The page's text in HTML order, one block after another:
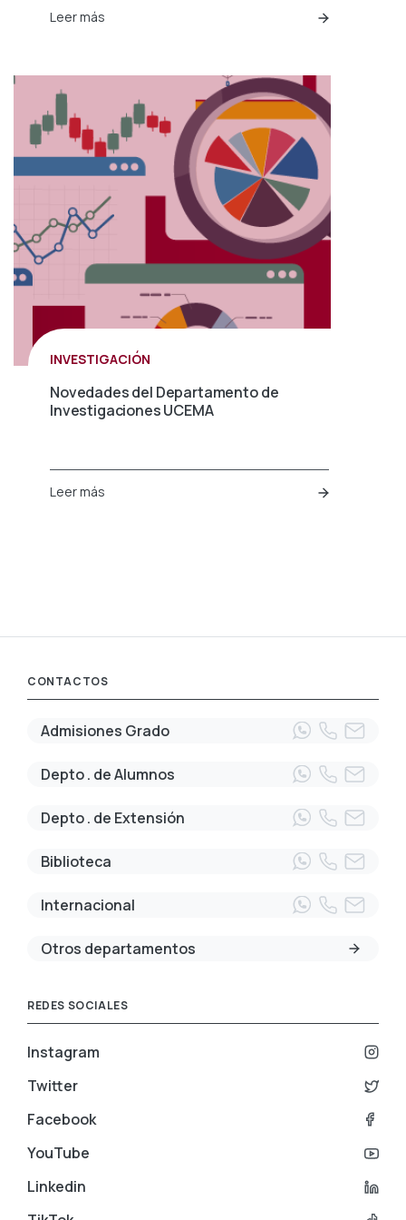
Leer más
INVESTIGACIÓN
Novedades del Departamento de
Investigaciones UCEMA
Leer más
CONTACTOS
Admisiones Grado
Depto . de Alumnos
Depto . de Extensión
Biblioteca
Internacional
Otros departamentos
REDES SOCIALES
Instagram
Twitter
Facebook
YouTube
Linkedin